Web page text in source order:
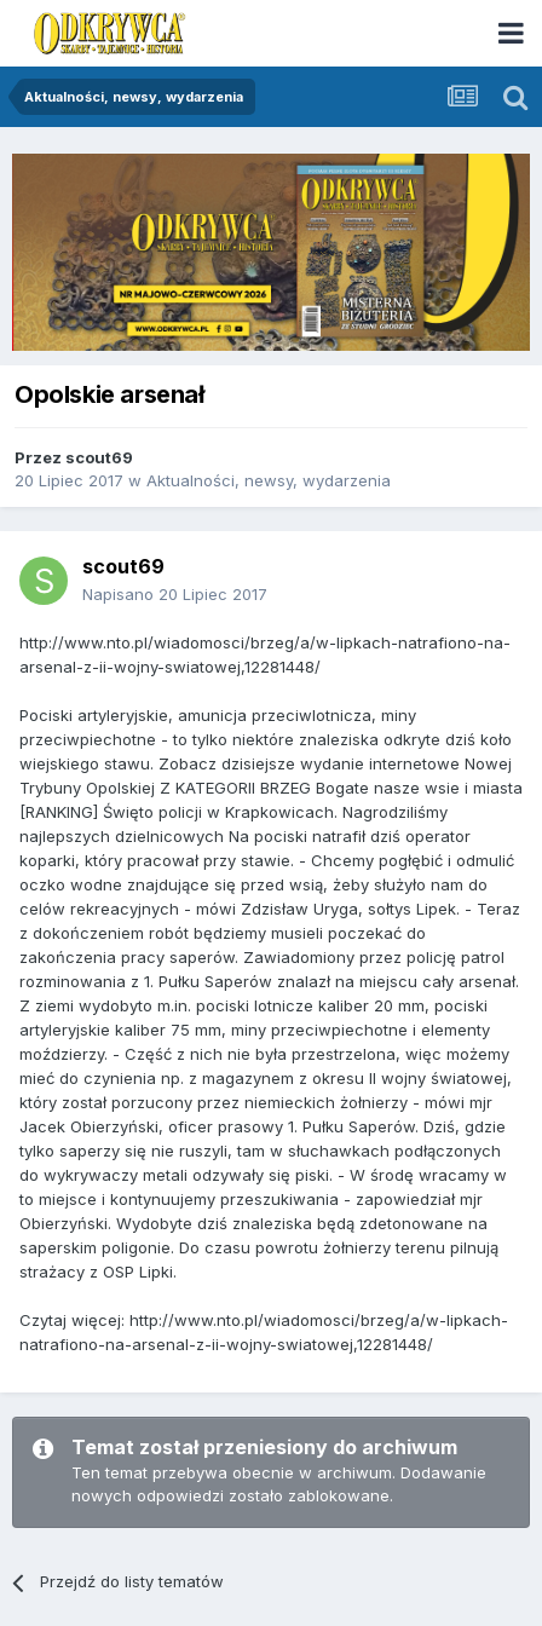
Aktualności, newsy, wydarzenia
Opolskie arsenał
Przez scout69
20 Lipiec 2017 w Aktualności, newsy, wydarzenia
scout69
Napisano 20 Lipiec 2017
http://www.nto.pl/wiadomosci/brzeg/a/w-lipkach-natrafiono-na-
arsenal-z-ii-wojny-swiatowej,12281448/
Pociski artyleryjskie, amunicja przeciwlotnicza, miny
przeciwpiechotne - to tylko niektóre znaleziska odkryte dziś koło
wiejskiego stawu. Zobacz dzisiejsze wydanie internetowe Nowej
Trybuny Opolskiej Z KATEGORII BRZEG Bogate nasze wsie i miasta
[RANKING] Święto policji w Krapkowicach. Nagrodziliśmy
najlepszych dzielnicowych Na pociski natrafił dziś operator
koparki, który pracował przy stawie. - Chcemy pogłębić i odmulić
oczko wodne znajdujące się przed wsią, żeby służyło nam do
celów rekreacyjnych - mówi Zdzisław Uryga, sołtys Lipek. - Teraz
z dokończeniem robót będziemy musieli poczekać do
zakończenia pracy saperów. Zawiadomiony przez policję patrol
rozminowania z 1. Pułku Saperów znalazł na miejscu cały arsenał.
Z ziemi wydobyto m.in. pociski lotnicze kaliber 20 mm, pociski
artyleryjskie kaliber 75 mm, miny przeciwpiechotne i elementy
moździerzy. - Część z nich nie była przestrzelona, więc możemy
mieć do czynienia np. z magazynem z okresu II wojny światowej,
który został porzucony przez niemieckich żołnierzy - mówi mjr
Jacek Obierzyński, oficer prasowy 1. Pułku Saperów. Dziś, gdzie
tylko saperzy się nie ruszyli, tam w słuchawkach podłączonych
do wykrywaczy metali odzywały się piski. - W środę wracamy w
to miejsce i kontynuujemy przeszukiwania - zapowiedział mjr
Obierzyński. Wydobyte dziś znaleziska będą zdetonowane na
saperskim poligonie. Do czasu powrotu żołnierzy terenu pilnują
strażacy z OSP Lipki.
Czytaj więcej: http://www.nto.pl/wiadomosci/brzeg/a/w-lipkach-
natrafiono-na-arsenal-z-ii-wojny-swiatowej,12281448/
Temat został przeniesiony do archiwum
Ten temat przebywa obecnie w archiwum. Dodawanie
nowych odpowiedzi zostało zablokowane.
Przejdź do listy tematów